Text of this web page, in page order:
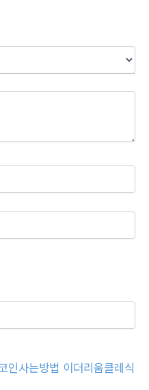
인사는방법 이더리움클레식